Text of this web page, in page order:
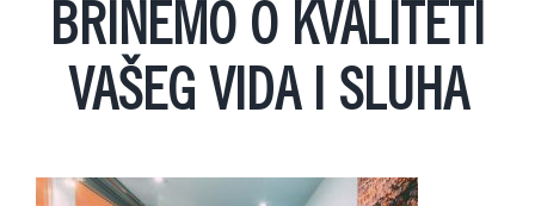
BRINEMO O KVALITETI
VAŠEG VIDA I SLUHA